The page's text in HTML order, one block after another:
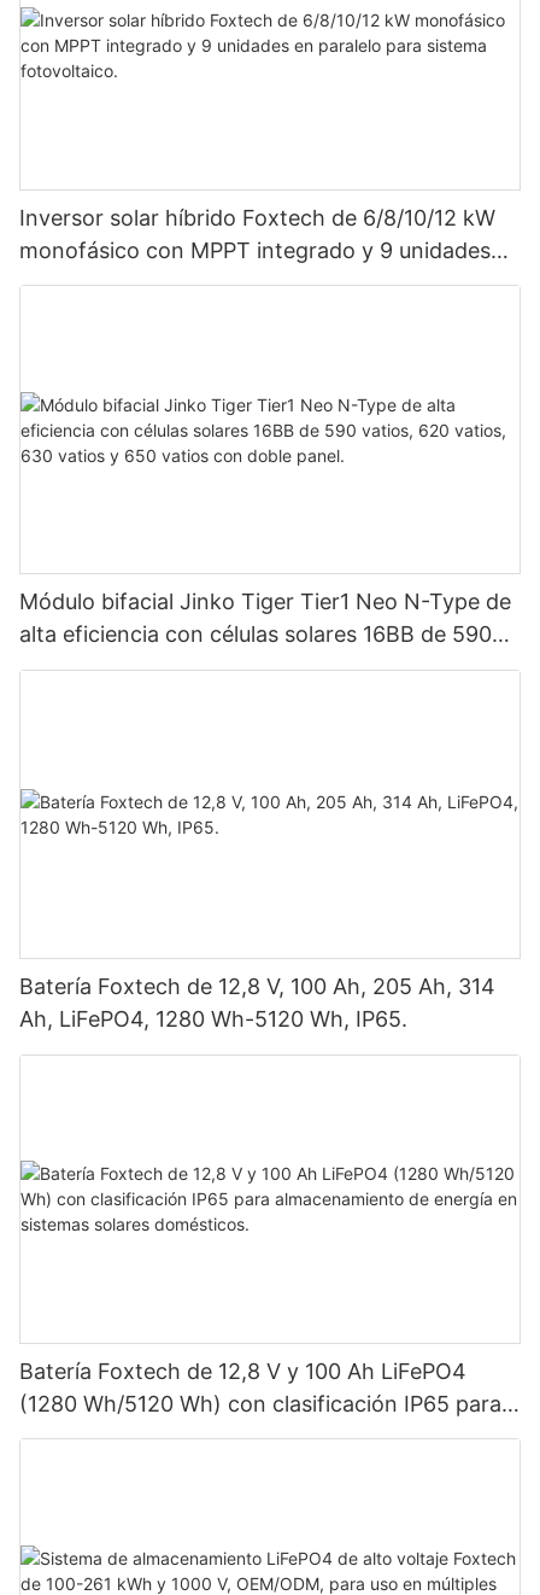
Inversor solar híbrido Foxtech de 6/8/10/12 kW
monofásico con MPPT integrado y 9 unidades
en paralelo para sistema fotovoltaico.
Módulo bifacial Jinko Tiger Tier1 Neo N-Type de
alta eficiencia con células solares 16BB de 590
vatios, 620 vatios, 630 vatios y 650 vatios con
Batería Foxtech de 12,8 V, 100 Ah, 205 Ah, 314
Ah, LiFePO4, 1280 Wh-5120 Wh, IP65.
Batería Foxtech de 12,8 V y 100 Ah LiFePO4
(1280 Wh/5120 Wh) con clasificación IP65 para
almacenamiento de energía en sistemas solares